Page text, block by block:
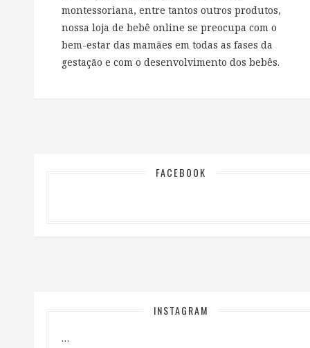
montessoriana, entre tantos outros produtos,
nossa loja de bebê online se preocupa com o
bem-estar das mamães em todas as fases da
gestação e com o desenvolvimento dos bebês.
FACEBOOK
INSTAGRAM
…